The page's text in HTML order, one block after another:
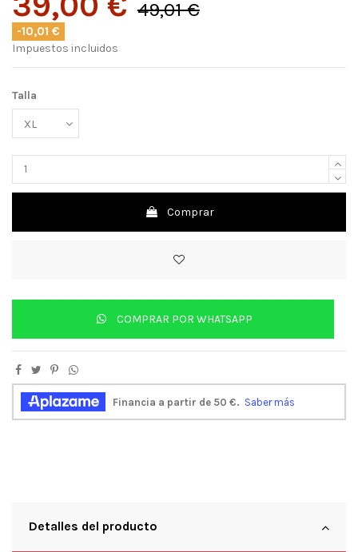
49,01 €
-10,01 €
Impuestos incluidos
Talla
Comprar
COMPRAR POR WHATSAPP
Detalles del producto